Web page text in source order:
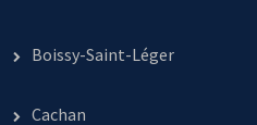
Boissy-Saint-Léger
Cachan